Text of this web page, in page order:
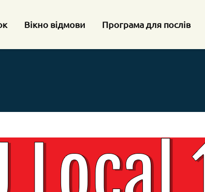
Вікно відмови Програма для послів